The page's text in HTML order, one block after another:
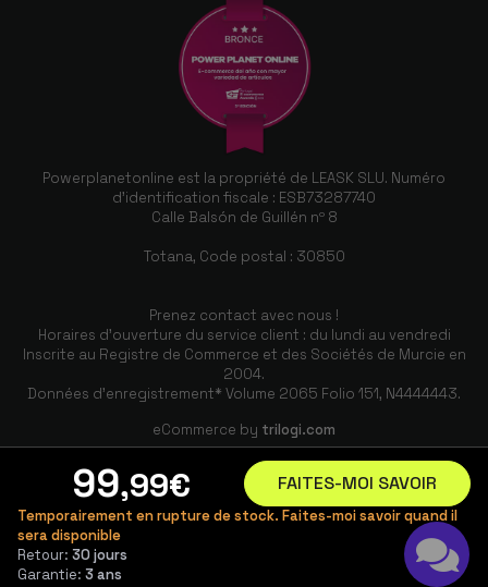
99,99€ FAITES-MOI SAVOIR
Temporairement en rupture de stock. Faites-moi savoir quand il
sera disponible
Retour: 30 jours
Garantie: 3 ans
Powerplanetonline est la propriété de LEASK SLU. Numéro
d'identification fiscale : ESB73287740
Calle Balsón de Guillén nº 8
Totana, Code postal : 30850
Prenez contact avec nous !
Horaires d'ouverture du service client : du lundi au vendredi
Inscrite au Registre de Commerce et des Sociétés de Murcie en
2004.
Données d'enregistrement* Volume 2065 Folio 151, N4444443.
eCommerce by trilogi.com